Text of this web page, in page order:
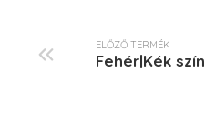
ELŐZŐ TERMÉK
Fehér|Kék